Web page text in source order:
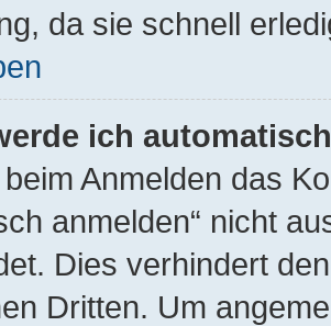
da sie schnell
ich
Anmelden das
anmelden“ nicht
Dies verhindert
Dritten. Um